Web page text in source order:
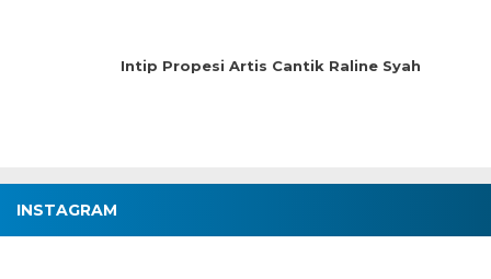
Intip Propesi Artis Cantik Raline Syah
INSTAGRAM